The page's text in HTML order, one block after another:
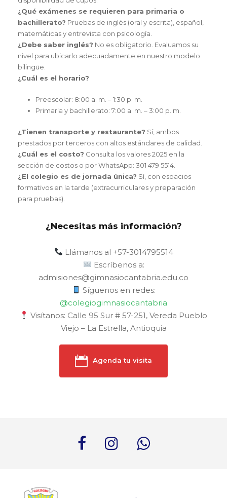
¿Qué exámenes se requieren para primaria o
bachillerato? Pruebas de inglés (oral y escrita), español,
matemáticas y entrevista con psicología.
¿Debe saber inglés? No es obligatorio. Evaluamos su
nivel para ubicarlo adecuadamente en nuestro modelo
bilingüe.
¿Cuál es el horario?
Preescolar: 8:00 a. m. – 1:30 p. m.
Primaria y bachillerato: 7:00 a. m. – 3:00 p. m.
¿Tienen transporte y restaurante? Sí, ambos
prestados por terceros con altos estándares de calidad.
¿Cuál es el costo? Consulta los valores 2025 en la
sección de costos o por WhatsApp: 301 479 5514.
¿El colegio es de jornada única? Sí, con espacios
formativos en la tarde (extracurriculares y preparación
para pruebas).
¿Necesitas más información?
Llámanos al +57-3014795514
Escríbenos a:
admisiones@gimnasiocantabria.edu.co
Síguenos en redes:
@colegiogimnasiocantabria
Visítanos: Calle 95 Sur # 57-251, Vereda Pueblo
Viejo – La Estrella, Antioquia
Agenda tu visita